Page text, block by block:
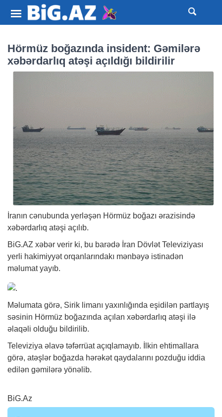
Hörmüz boğazında insident: Gəmilərə
xəbərdarlıq atəşi açıldığı bildirilir
İranın cənubunda yerləşən Hörmüz boğazı ərazisində
xəbərdarlıq atəşi açılıb.
BiG.AZ xəbər verir ki, bu barədə İran Dövlət Televiziyası
yerli hakimiyyət orqanlarındakı mənbəyə istinadən
məlumat yayıb.
Məlumata görə, Sirik limanı yaxınlığında eşidilən partlayış
səsinin Hörmüz boğazında açılan xəbərdarlıq atəşi ilə
əlaqəli olduğu bildirilib.
Televiziya əlavə təfərrüat açıqlamayıb. İlkin ehtimallara
görə, atəşlər boğazda hərəkət qaydalarını pozduğu iddia
edilən gəmilərə yönəlib.
BiG.Az